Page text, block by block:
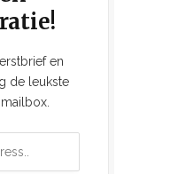
en
de leukste